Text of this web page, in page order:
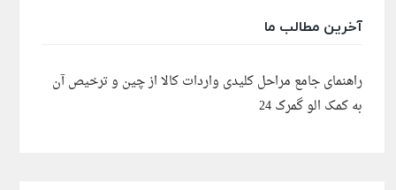
آخرین مطالب ما
راهنمای جامع مراحل کلیدی واردات کالا از چین و ترخیص آن
به کمک الو گمرک 24